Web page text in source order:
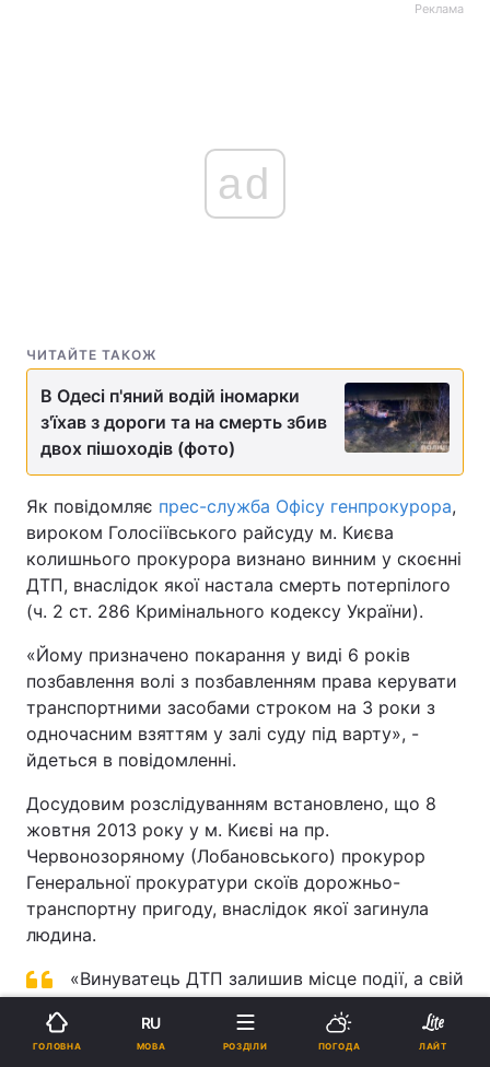
Реклама
ad
ЧИТАЙТЕ ТАКОЖ
В Одесі п'яний водій іномарки
з'їхав з дороги та на смерть збив
двох пішоходів (фото)
Як повідомляє прес-служба Офісу генпрокурора,
вироком Голосіївського райсуду м. Києва
колишнього прокурора визнано винним у скоєнні
ДТП, внаслідок якої настала смерть потерпілого
(ч. 2 ст. 286 Кримінального кодексу України).
«Йому призначено покарання у виді 6 років
позбавлення волі з позбавленням права керувати
транспортними засобами строком на 3 роки з
одночасним взяттям у залі суду під варту», -
йдеться в повідомленні.
Досудовим розслідуванням встановлено, що 8
жовтня 2013 року у м. Києві на пр.
Червонозоряному (Лобановського) прокурор
Генеральної прокуратури скоїв дорожньо-
транспортну пригоду, внаслідок якої загинула
людина.
«Винуватець ДТП залишив місце події, а свій
реалізував невстановленій слідством особі»,
- йдеться в повідомленні.
ГОЛОВНА
RU
МОВА РОЗДІЛИ ПОГОДА ЛАЙТ